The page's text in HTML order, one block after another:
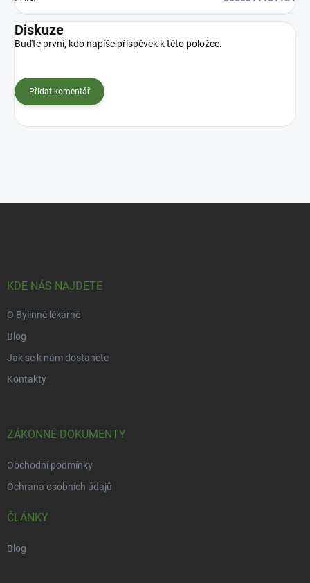
Diskuze
Buďte první, kdo napíše příspěvek k této položce.
Přidat komentář
KDE NÁS NAJDETE
O Bylinné lékárně
Blog
Jak se k nám dostanete
Kontakty
ZÁKONNÉ DOKUMENTY
Obchodní podmínky
Ochrana osobních údajů
ČLÁNKY
Blog